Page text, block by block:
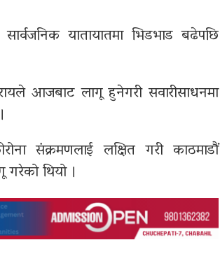
यातायातमा भिडभाड बढेपछि
रायले आजबाट लागू हुनेगरी सवारीसाधनमा
संक्रमणलाई लक्षित गरी काठमाडौं
गरेको थियो ।